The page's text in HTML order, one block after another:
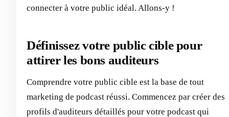
connecter à votre public idéal. Allons-y !
Définissez votre public cible pour
attirer les bons auditeurs
Comprendre votre public cible est la base de tout
marketing de podcast réussi. Commencez par créer des
profils d'auditeurs détaillés pour votre podcast qui